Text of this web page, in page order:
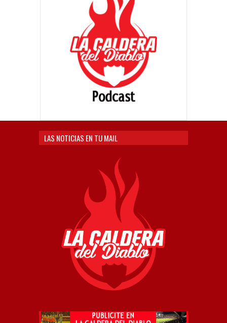
LAS NOTICIAS EN TU MAIL